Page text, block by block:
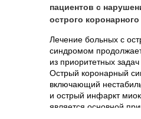
пациентов с
острого
Лечение больных с
синдромом
из приоритетных
Острый коронарный
включающий
и острый инфаркт
является основной